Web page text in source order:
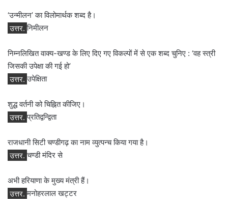
‘उन्मीलन’ का विलोमार्थक शब्द है।
उत्तर. निमीलन
निम्नलिखित वाक्य-खण्ड के लिए दिए गए विकल्पों में से एक शब्द चुनिए : ‘वह स्त्री
जिसकी उपेक्षा की गई हो’
उत्तर. उपेक्षिता
शुद्ध वर्तनी को चिह्नित कीजिए।
उत्तर. प्रतिद्वन्द्विता
राजधानी सिटी चण्डीगढ़ का नाम व्युत्पन्च किया गया है।
उत्तर. चण्डी मंदिर से
अभी हरियाणा के मुख्य मंत्री हैं।
उत्तर. मनोहरलाल खट्टर